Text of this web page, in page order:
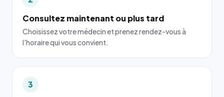
Consultez maintenant ou plus tard
Choisissez votre médecin et prenez rendez-vous à
l'horaire qui vous convient.
3